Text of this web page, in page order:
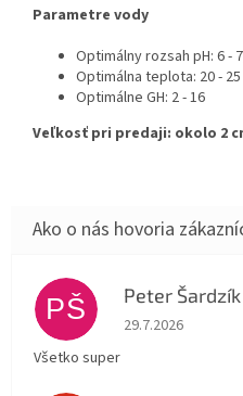
Parametre vody
Optimálny rozsah pH: 6 -
Optimálna teplota: 20 - 25
Optimálne GH: 2 - 16
Veľkosť pri predaji: okolo 2
PŠ Peter Šardzík
Hodnotenie
29.7.2026
Všetko super